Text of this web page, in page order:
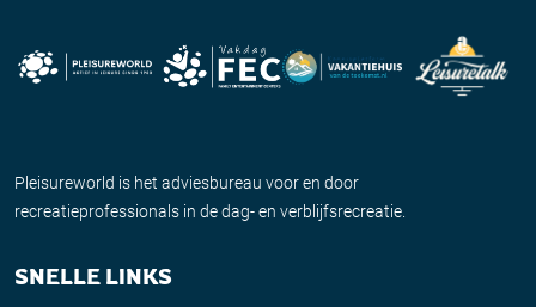
Pleisureworld is het adviesbureau voor en door
recreatieprofessionals in de dag- en verblijfsrecreatie.
SNELLE LINKS